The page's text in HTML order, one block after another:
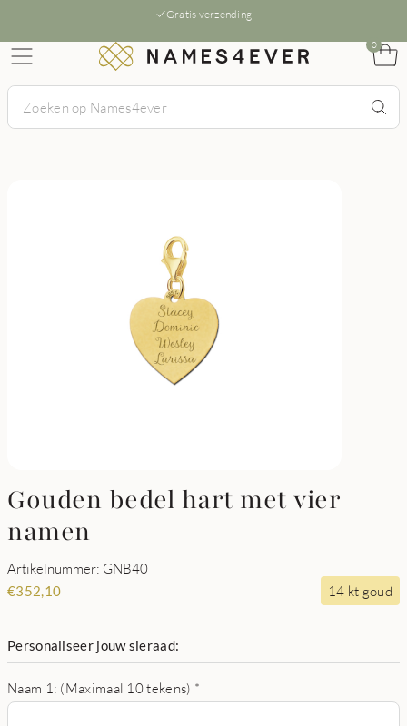
Gratis verzending
0
Gouden bedel hart met vier
namen
Artikelnummer: GNB40
€352,10 14 kt goud
Personaliseer jouw sieraad:
Naam 1: (Maximaal 10 tekens) *